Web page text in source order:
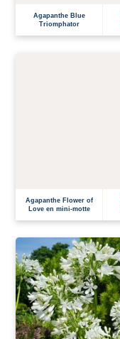
Agapanthe Blue
Triomphator
Agapanthe Flower of
Love en mini-motte